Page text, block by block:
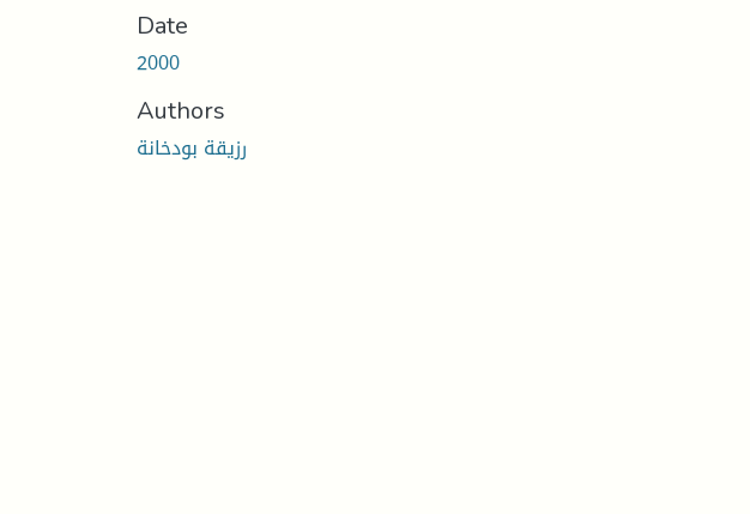
Date
2000
Authors
رزيقة بودخانة